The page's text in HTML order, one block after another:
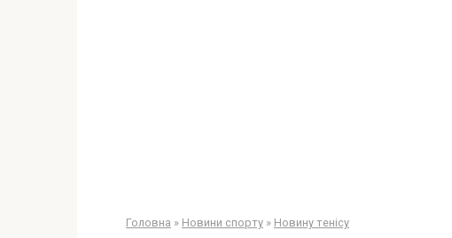
Головна » Новини спорту » Новину тенісу